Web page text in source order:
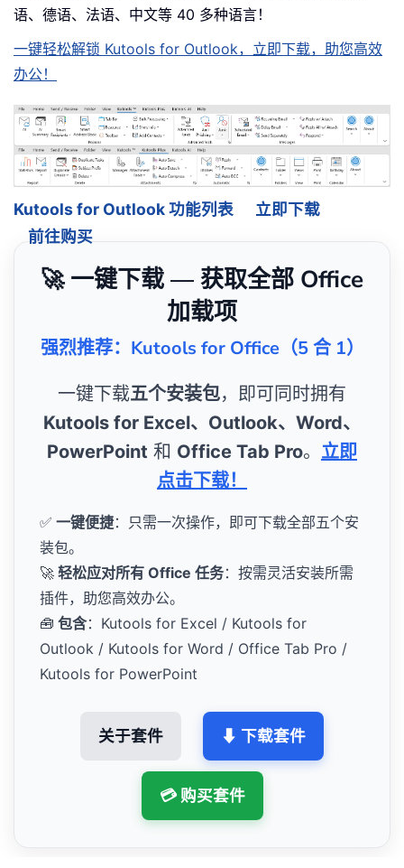
语、德语、法语、中文等 40 多种语言！
一键轻松解锁 Kutools for Outlook，立即下载，助您高效
办公！
Kutools for Outlook 功能列表
立即下载
前往购买
🚀 一键下载 — 获取全部 Office
加载项
强烈推荐：Kutools for Office（5 合 1）
一键下载五个安装包，即可同时拥有
Kutools for Excel、Outlook、Word、
PowerPoint 和 Office Tab Pro。 立即
点击下载！
✅ 一键便捷：只需一次操作，即可下载全部五个安
装包。
🚀 轻松应对所有 Office 任务：按需灵活安装所需
插件，助您高效办公。
🧰 包含：Kutools for Excel / Kutools for
Outlook / Kutools for Word / Office Tab Pro /
Kutools for PowerPoint
关于套件 ⬇ 下载套件
💳 购买套件